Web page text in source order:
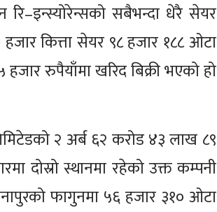
सबैभन्दा धेरै सेयर
कित्ता सेयर ९८ हजार १८८ ओटा
रुपैयाँमा खरिद बिक्री भएको हो
२ अर्ब ६२ करोड ४३ लाख ८९
दोस्रो स्थानमा रहेको उक्त कम्पनी
फागुनमा ५६ हजार ३१० ओटा